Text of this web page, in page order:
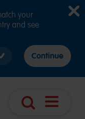
your
and see
Continue